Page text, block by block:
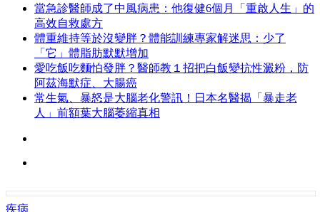
當急診醫師成了中風病患：他復健6個月「重啟人生」的
高效自救處方
體重維持等於沒變胖？體能訓練專家解迷思：少了
「它」體脂肪默默增加
愛吃飯吃麵怕發胖？醫師教１招把白飯變抗性澱粉，防
阿茲海默症、大腸癌
常生氣、暴怒是大腦老化警訊！日本名醫揭「暴走老
人」前額葉大腦萎縮真相
疾病